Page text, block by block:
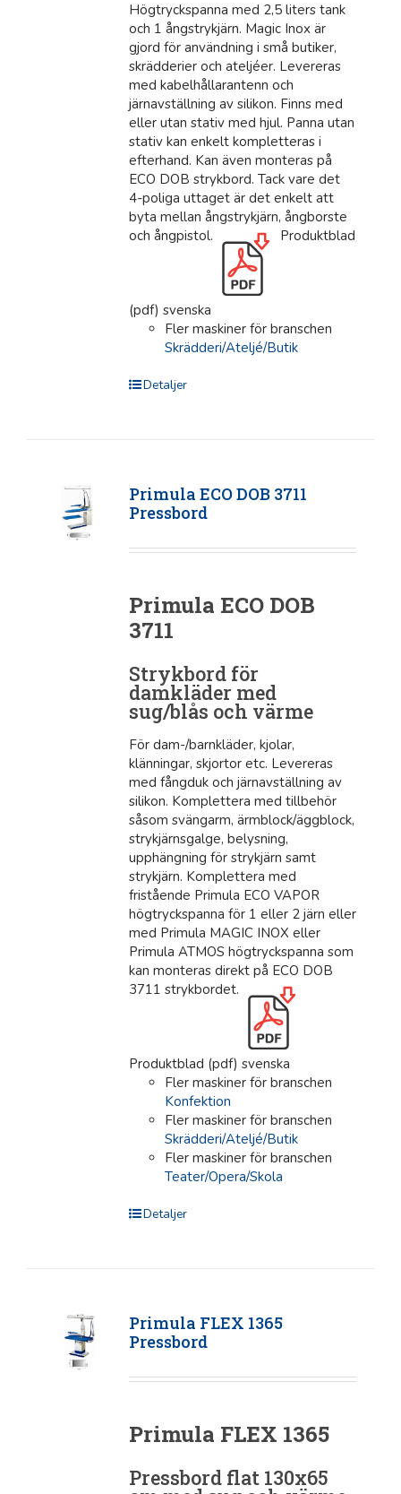
Högtryckspanna med 2,5 liters tank
och 1 ångstrykjärn. Magic Inox är
gjord för användning i små butiker,
skrädderier och ateljéer. Levereras
med kabelhållarantenn och
järnavställning av silikon. Finns med
eller utan stativ med hjul. Panna utan
stativ kan enkelt kompletteras i
efterhand. Kan även monteras på
ECO DOB strykbord. Tack vare det
4-poliga uttaget är det enkelt att
byta mellan ångstrykjärn, ångborste
och ångpistol.
Produktblad
(pdf) svenska
Fler maskiner för branschen
Skrädderi/Ateljé/Butik
Detaljer
Primula ECO DOB 3711
Pressbord
Primula ECO DOB
3711
Strykbord för
damkläder med
sug/blås och värme
För dam-/barnkläder, kjolar,
klänningar, skjortor etc. Levereras
med fångduk och järnavställning av
silikon. Komplettera med tillbehör
såsom svängarm, ärmblock/äggblock,
strykjärnsgalge, belysning,
upphängning för strykjärn samt
strykjärn. Komplettera med
fristående Primula ECO VAPOR
högtryckspanna för 1 eller 2 järn eller
med Primula MAGIC INOX eller
Primula ATMOS högtryckspanna som
kan monteras direkt på ECO DOB
3711 strykbordet.
Produktblad (pdf) svenska
Fler maskiner för branschen
Konfektion
Fler maskiner för branschen
Skrädderi/Ateljé/Butik
Fler maskiner för branschen
Teater/Opera/Skola
Detaljer
Primula FLEX 1365
Pressbord
Primula FLEX 1365
Pressbord flat 130x65